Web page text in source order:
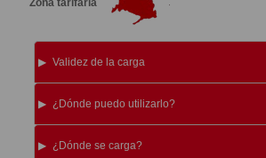
Zona tarifaria
Validez de la carga
¿Dónde puedo utilizarlo?
¿Dónde se carga?